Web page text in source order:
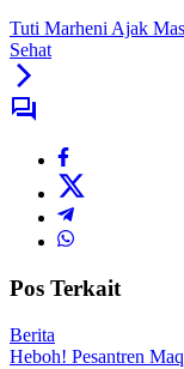
Tuti Marheni Ajak
Sehat
Pos Terkait
Berita
Heboh! Pesantren